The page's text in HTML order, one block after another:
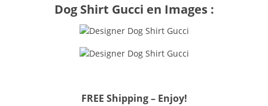
Dog Shirt Gucci en Images :
FREE Shipping – Enjoy!